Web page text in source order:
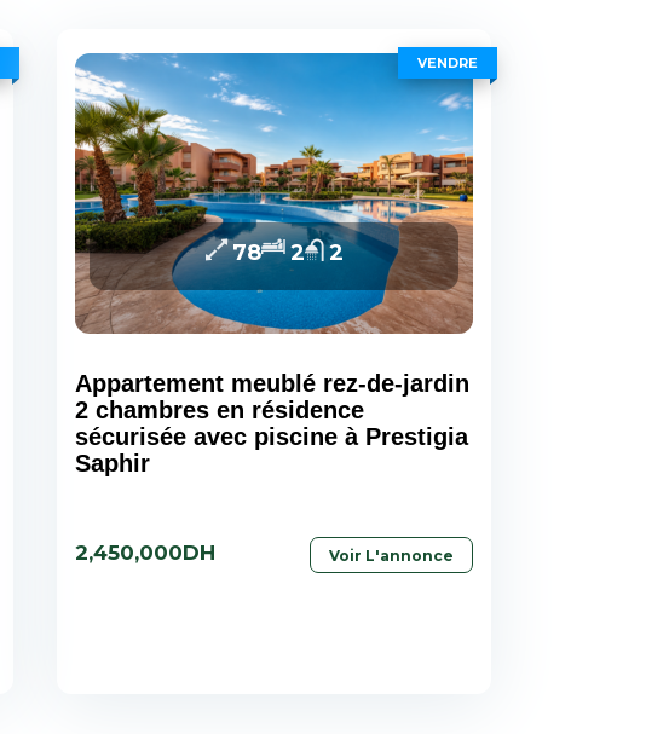
VENDRE
Appartement meublé rez-de-jardin
2 chambres en résidence
sécurisée avec piscine à Prestigia
Saphir
2,450,000DH Voir L'annonce
78 2 2